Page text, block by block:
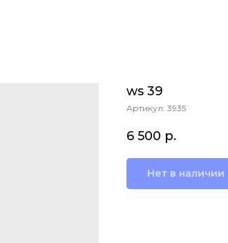
ws 39
Артикул: 3935
6 500 р.
Нет в наличии